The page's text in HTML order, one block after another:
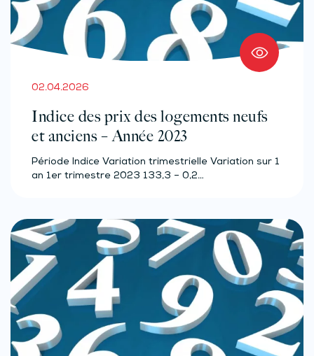
02.04.2026
Indice des prix des logements neufs
et anciens – Année 2023
Période Indice Variation trimestrielle Variation sur 1
an 1er trimestre 2023 133,3 – 0,2…